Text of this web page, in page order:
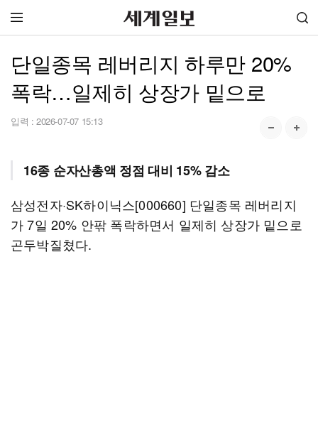
단일종목 레버리지 하루만 20%
폭락…일제히 상장가 밑으로
입력 : 2026-07-07 15:13
16종 순자산총액 정점 대비 15% 감소
삼성전자·SK하이닉스[000660] 단일종목 레버리지
가 7일 20% 안팎 폭락하면서 일제히 상장가 밑으로
곤두박질쳤다.